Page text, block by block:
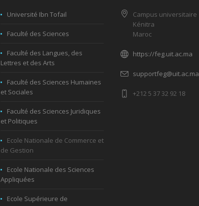
Université Ibn Tofail
Faculté des Sciences
Faculté des Langues, des
Lettres et des Arts
Faculté des Sciences Humaines
et Sociales
Faculté des Sciences Juridiques
et Politiques
Ecole Nationale de Commerce et
de Gestion
Ecole Nationale des Sciences
Appliquées
Ecole Supérieure de
Campus universitaire
Kénitra
Maroc
https://feg.uit.ac.ma
supportfeg@uit.ac.ma
+212 5 37 32 92 18